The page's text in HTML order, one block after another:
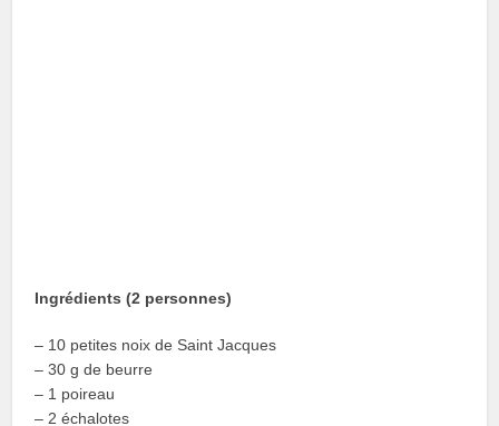
Ingrédients (2 personnes)
– 10 petites noix de Saint Jacques
– 30 g de beurre
– 1 poireau
– 2 échalotes